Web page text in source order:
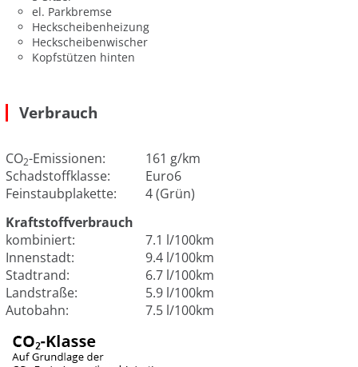
el. Parkbremse
Heckscheibenheizung
Heckscheibenwischer
Kopfstützen hinten
Verbrauch
CO2-Emissionen:
161 g/km
Schadstoffklasse:
Euro6
Feinstaubplakette:
4 (Grün)
Kraftstoffverbrauch
kombiniert:
7.1 l/100km
Innenstadt:
9.4 l/100km
Stadtrand:
6.7 l/100km
Landstraße:
5.9 l/100km
Autobahn:
7.5 l/100km